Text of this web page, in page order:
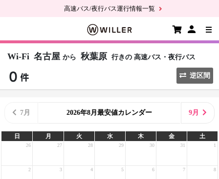
高速バス/夜行バス運行情報一覧
Wi-Fi 名古屋 から 秋葉原 行きの 高速バス・夜行バス
逆区間
7月 2026年8月最安値カレンダー 9月
日 月 火 水 木 金 土
26 27 28 29 30 31 1
2 3 4 5 6 7 8